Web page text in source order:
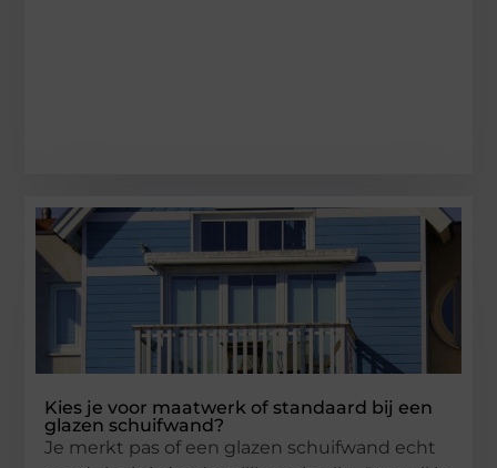
Kies je voor maatwerk of standaard bij een
glazen schuifwand?
Je merkt pas of een glazen schuifwand echt